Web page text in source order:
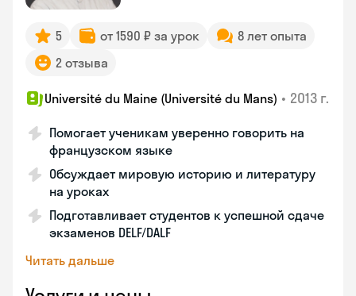
5 от 1590 ₽ за урок
8 лет опыта
2 отзыва
Université du Maine (Université du Mans) • 2013 г.
Помогает ученикам уверенно говорить на
французском языке
Обсуждает мировую историю и литературу
на уроках
Подготавливает студентов к успешной сдаче
экзаменов DELF/DALF
Читать дальше